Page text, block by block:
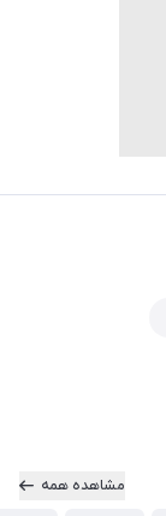
مشاهده همه